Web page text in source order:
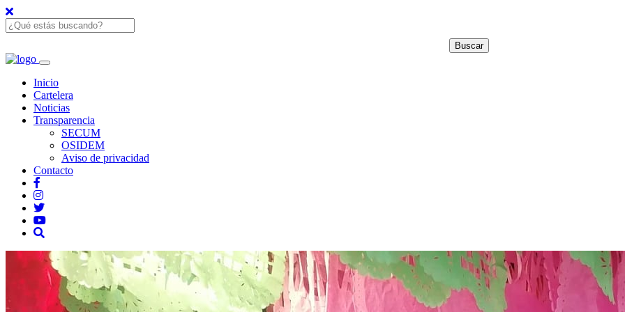
Inicio
Cartelera
Noticias
Transparencia
SECUM
OSIDEM
Aviso de privacidad
Contacto